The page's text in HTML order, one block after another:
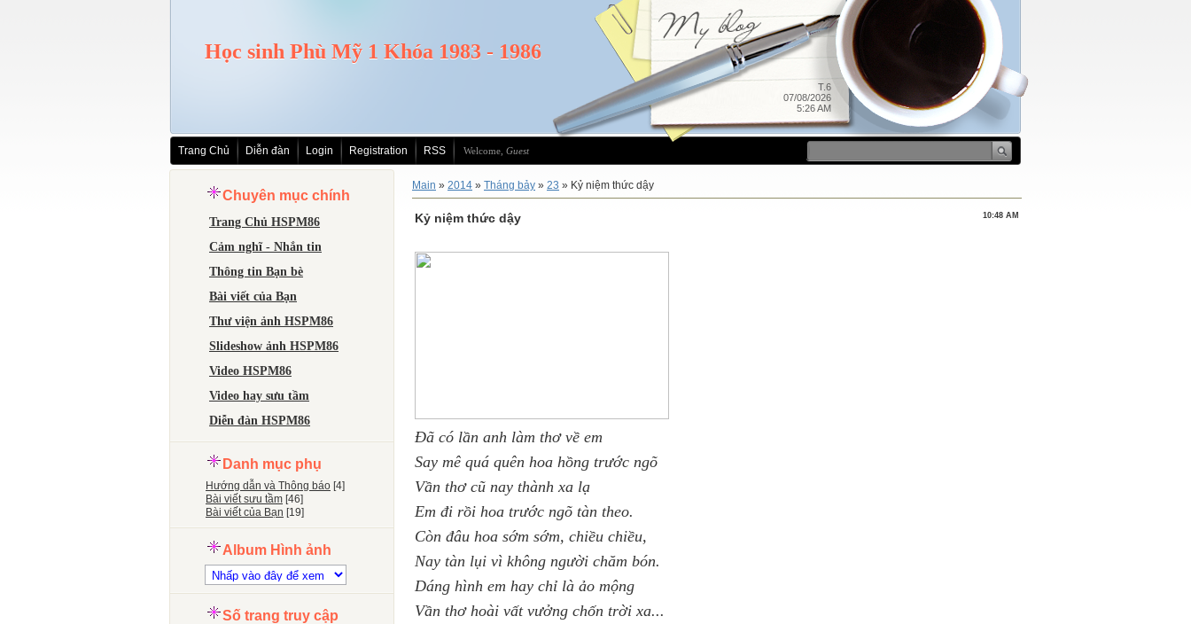
T.6
07/08/2026
5:26 AM
Học sinh Phù Mỹ 1 Khóa 1983 - 1986
Trang Chủ Diễn đàn Login Registration RSS Welcome Guest
Chuyên mục chính
Trang Chủ HSPM86
Cảm nghĩ - Nhắn tin
Thông tin Bạn bè
Bài viết của Bạn
Thư viện ảnh HSPM86
Slideshow ảnh HSPM86
Video HSPM86
Video hay sưu tầm
Diễn đàn HSPM86
Danh mục phụ
Hướng dẫn và Thông báo [4]
Bài viết sưu tầm [46]
Bài viết của Bạn [19]
Album Hình ảnh
Số trang truy cập
Main » 2014 » Tháng bảy » 23 » Kỷ niệm thức dậy
10:48 AM
Kỷ niệm thức dậy
Đã có lần anh làm thơ về em
Say mê quá quên hoa hồng trước ngõ
Vần thơ cũ nay thành xa lạ
Em đi rồi hoa trước ngõ tàn theo.
Còn đâu hoa sớm sớm, chiều chiều,
Nay tàn lụi vì không người chăm bón.
Dáng hình em hay chỉ là ảo mộng
Vần thơ hoài vất vưởng chốn trời xa...